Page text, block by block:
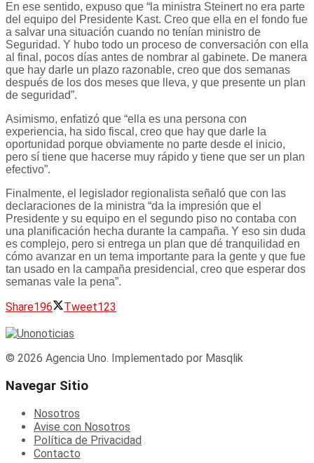
En ese sentido, expuso que “la ministra Steinert no era parte
del equipo del Presidente Kast. Creo que ella en el fondo fue
a salvar una situación cuando no tenían ministro de
Seguridad. Y hubo todo un proceso de conversación con ella
al final, pocos días antes de nombrar al gabinete. De manera
que hay darle un plazo razonable, creo que dos semanas
después de los dos meses que lleva, y que presente un plan
de seguridad”.
Asimismo, enfatizó que “ella es una persona con
experiencia, ha sido fiscal, creo que hay que darle la
oportunidad porque obviamente no parte desde el inicio,
pero sí tiene que hacerse muy rápido y tiene que ser un plan
efectivo”.
Finalmente, el legislador regionalista señaló que con las
declaraciones de la ministra “da la impresión que el
Presidente y su equipo en el segundo piso no contaba con
una planificación hecha durante la campaña. Y eso sin duda
es complejo, pero si entrega un plan que dé tranquilidad en
cómo avanzar en un tema importante para la gente y que fue
tan usado en la campaña presidencial, creo que esperar dos
semanas vale la pena”.
Share196 Tweet123
© 2026 Agencia Uno. Implementado por Masqlik
Navegar Sitio
Nosotros
Avise con Nosotros
Política de Privacidad
Contacto